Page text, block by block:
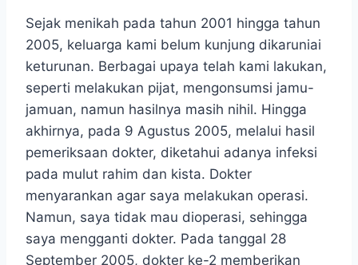
Sejak menikah pada tahun 2001 hingga tahun
2005, keluarga kami belum kunjung dikaruniai
keturunan. Berbagai upaya telah kami lakukan,
seperti melakukan pijat, mengonsumsi jamu-
jamuan, namun hasilnya masih nihil. Hingga
akhirnya, pada 9 Agustus 2005, melalui hasil
pemeriksaan dokter, diketahui adanya infeksi
pada mulut rahim dan kista. Dokter
menyarankan agar saya melakukan operasi.
Namun, saya tidak mau dioperasi, sehingga
saya mengganti dokter. Pada tanggal 28
September 2005, dokter ke-2 memberikan